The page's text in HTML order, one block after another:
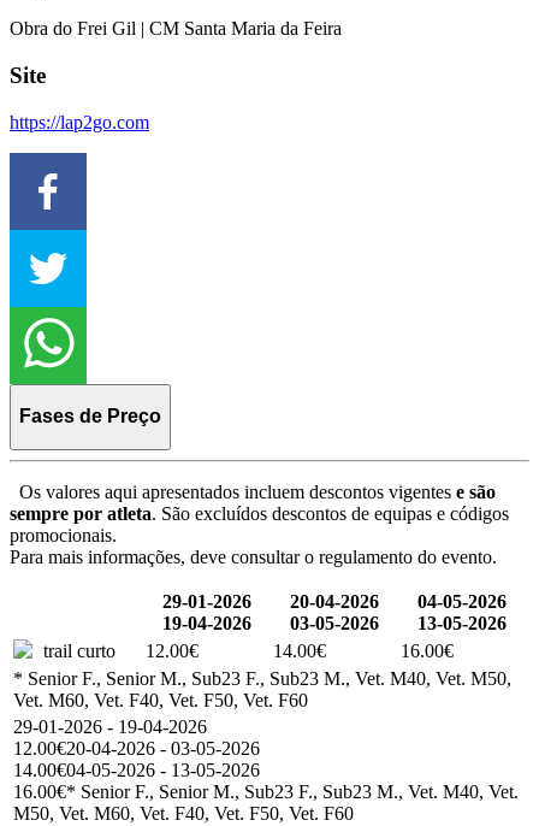
Obra do Frei Gil | CM Santa Maria da Feira
Site
https://lap2go.com
Fases de Preço
Os valores aqui apresentados incluem descontos vigentes e são
sempre por atleta. São excluídos descontos de equipas e códigos
promocionais.
Para mais informações, deve consultar o regulamento do evento.
29-01-2026
19-04-2026
20-04-2026
03-05-2026
04-05-2026
13-05-2026
trail curto
12.00€ 14.00€
16.00€
* Senior F., Senior M., Sub23 F., Sub23 M., Vet. M40, Vet. M50,
Vet. M60, Vet. F40, Vet. F50, Vet. F60
29-01-2026 - 19-04-2026
12.00€20-04-2026 - 03-05-2026
14.00€04-05-2026 - 13-05-2026
16.00€* Senior F., Senior M., Sub23 F., Sub23 M., Vet. M40, Vet.
M50, Vet. M60, Vet. F40, Vet. F50, Vet. F60